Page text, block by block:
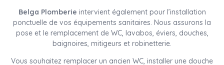
Belga Plomberie intervient également pour l’installation
ponctuelle de vos équipements sanitaires. Nous assurons la
pose et le remplacement de WC, lavabos, éviers, douches,
baignoires, mitigeurs et robinetterie.
Vous souhaitez remplacer un ancien WC, installer une douche